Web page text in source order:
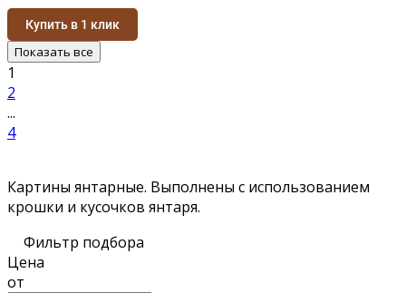
Купить в 1 клик
Показать все
1
2
...
4
Картины янтарные. Выполнены с использованием
крошки и кусочков янтаря.
Фильтр подбора
Цена
от